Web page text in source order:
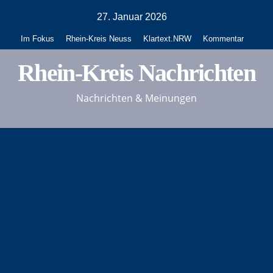
springen
27. Januar 2026
Im Fokus Rhein-Kreis Neuss Klartext.NRW Kommentar
Rhein-Kreis Nachrichten
Nachrichten & Meinungen